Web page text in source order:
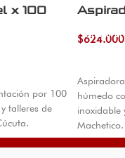
x 100
por 100
talleres de
$624.000
Añadir al
húmedo
inoxidable
Machetico.